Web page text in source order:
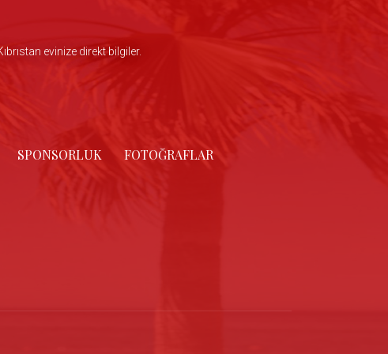
evinize direkt bilgiler.
SPONSORLUK FOTOĞRAFLAR